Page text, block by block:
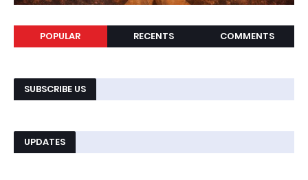
POPULAR RECENTS COMMENTS
SUBSCRIBE US
UPDATES